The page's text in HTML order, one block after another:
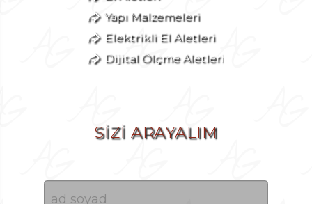
Yapı Malzemeleri
Elektrikli El Aletleri
Dijital Ölçme Aletleri
SİZİ ARAYALIM